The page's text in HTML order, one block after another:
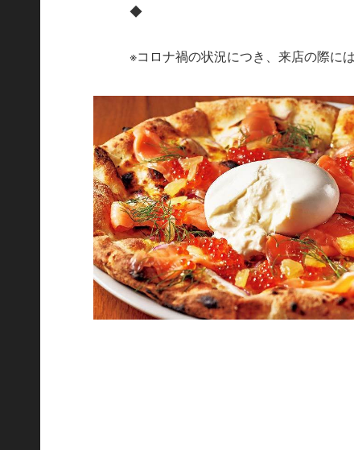
◆
※コロナ禍の状況につき、来店の際に